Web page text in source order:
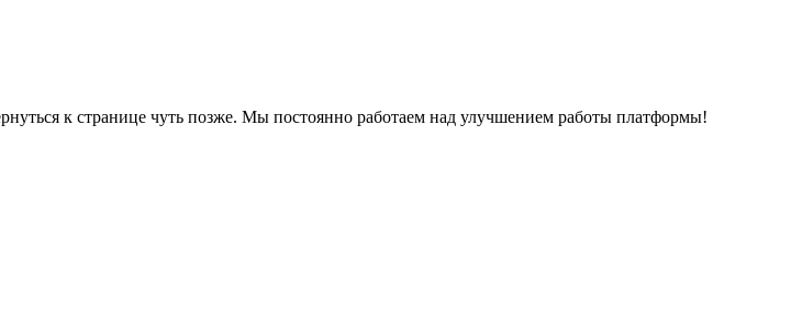
к странице чуть позже. Мы постоянно работаем над улучшением работы платформы!